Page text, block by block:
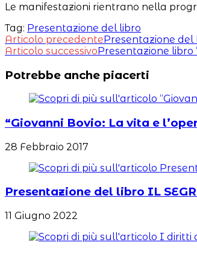
Le manifestazioni rientrano nella
Tag: Presentazione del libro
Leggi
altri
articoli
Articolo precedentePresentazione del
Articolo successivoPresentazione libro
Potrebbe anche piacerti
“Giovanni Bovio: La vita e
28 Febbraio 2017
Presentazione del libro IL
11 Giugno 2022